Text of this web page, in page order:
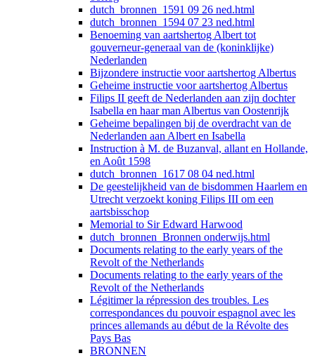
dutch_bronnen_1591 09 26 ned.html
dutch_bronnen_1594 07 23 ned.html
Benoeming van aartshertog Albert tot
gouverneur-generaal van de (koninklijke)
Nederlanden
Bijzondere instructie voor aartshertog Albertus
Geheime instructie voor aartshertog Albertus
Filips II geeft de Nederlanden aan zijn dochter
Isabella en haar man Albertus van Oostenrijk
Geheime bepalingen bij de overdracht van de
Nederlanden aan Albert en Isabella
Instruction à M. de Buzanval, allant en Hollande,
en Août 1598
dutch_bronnen_1617 08 04 ned.html
De geestelijkheid van de bisdommen Haarlem en
Utrecht verzoekt koning Filips III om een
aartsbisschop
Memorial to Sir Edward Harwood
dutch_bronnen_Bronnen onderwijs.html
Documents relating to the early years of the
Revolt of the Netherlands
Documents relating to the early years of the
Revolt of the Netherlands
Légitimer la répression des troubles. Les
correspondances du pouvoir espagnol avec les
princes allemands au début de la Révolte des
Pays Bas
BRONNEN